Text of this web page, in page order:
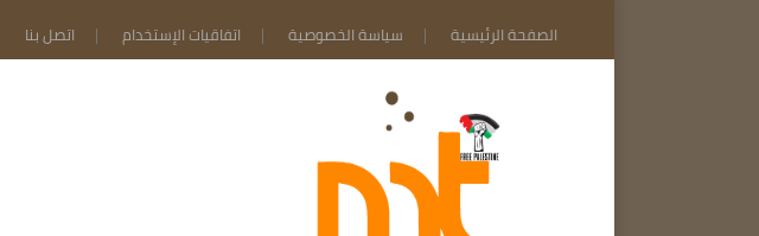
الصفحة الرئيسية سياسة الخصوصية اتفاقيات الإستخدام اتصل بنا